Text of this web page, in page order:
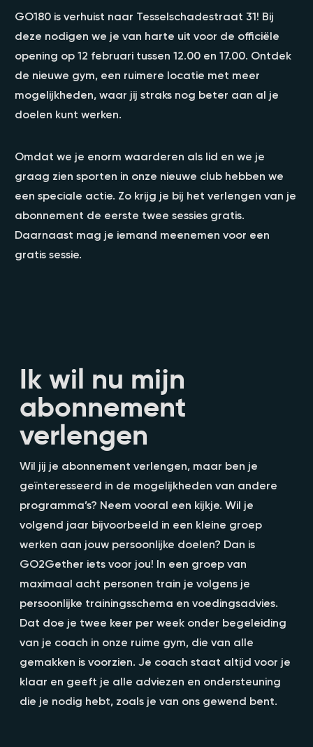
GO180 is verhuist naar Tesselschadestraat 31! Bij
deze nodigen we je van harte uit voor de officiële
opening op 12 februari tussen 12.00 en 17.00. Ontdek
de nieuwe gym, een ruimere locatie met meer
mogelijkheden, waar jij straks nog beter aan al je
doelen kunt werken.
Omdat we je enorm waarderen als lid en we je
graag zien sporten in onze nieuwe club hebben we
een speciale actie. Zo krijg je bij het verlengen van je
abonnement de eerste twee sessies gratis.
Daarnaast mag je iemand meenemen voor een
gratis sessie.
Ik wil nu mijn
abonnement
verlengen
Wil jij je abonnement verlengen, maar ben je
geïnteresseerd in de mogelijkheden van andere
programma’s? Neem vooral een kijkje. Wil je
volgend jaar bijvoorbeeld in een kleine groep
werken aan jouw persoonlijke doelen? Dan is
GO2Gether iets voor jou! In een groep van
maximaal acht personen train je volgens je
persoonlijke trainingsschema en voedingsadvies.
Dat doe je twee keer per week onder begeleiding
van je coach in onze ruime gym, die van alle
gemakken is voorzien. Je coach staat altijd voor je
klaar en geeft je alle adviezen en ondersteuning
die je nodig hebt, zoals je van ons gewend bent.